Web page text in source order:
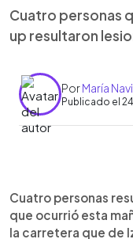
Cuatro personas
up resultaron
PorMaría
Publicado el
Escuchar
Cuatro personas
que ocurrió esta
la carretera que de